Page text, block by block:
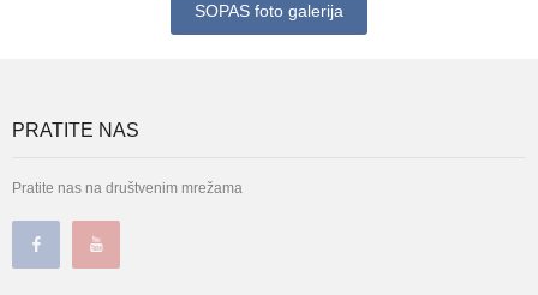
SOPAS foto galerija
PRATITE NAS
Pratite nas na društvenim mrežama